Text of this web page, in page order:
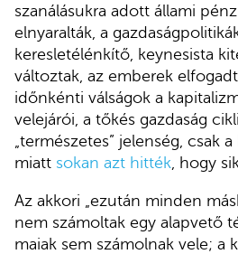
szanálásukra adott állami
elnyaralták, a
keresletélénkítő, keynesista
változtak, az emberek
időnkénti válságok a
velejárói, a tőkés gazdaság
„természetes” jelenség, csak
miatt sokan azt hitték, hogy
Az akkori „ezután minden
nem számoltak egy alapvető
maiak sem számolnak vele; a